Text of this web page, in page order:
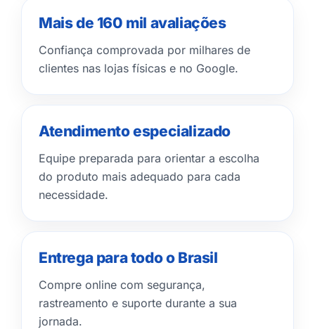
Mais de 160 mil avaliações
Confiança comprovada por milhares de
clientes nas lojas físicas e no Google.
Atendimento especializado
Equipe preparada para orientar a escolha
do produto mais adequado para cada
necessidade.
Entrega para todo o Brasil
Compre online com segurança,
rastreamento e suporte durante a sua
jornada.